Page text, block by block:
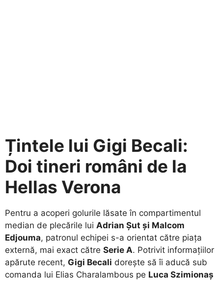
Țintele lui Gigi Becali:
Doi tineri români de la
Hellas Verona
​Pentru a acoperi golurile lăsate în compartimentul
median de plecările lui Adrian Șut și Malcom
Edjouma, patronul echipei s-a orientat către piața
externă, mai exact către Serie A. Potrivit informațiilor
apărute recent, Gigi Becali dorește să îi aducă sub
comanda lui Elias Charalambous pe Luca Szimionaș